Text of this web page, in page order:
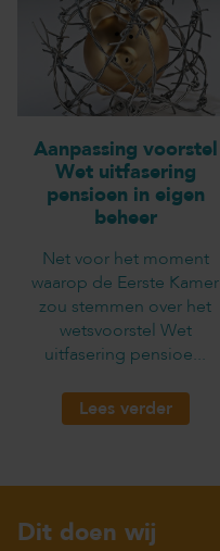
Aanpassing voorstel
Wet uitfasering
pensioen in eigen
beheer
Net voor het moment
waarop de Eerste Kamer
zou stemmen over het
wetsvoorstel Wet
uitfasering pensioe...
Lees verder
Dit doen wij